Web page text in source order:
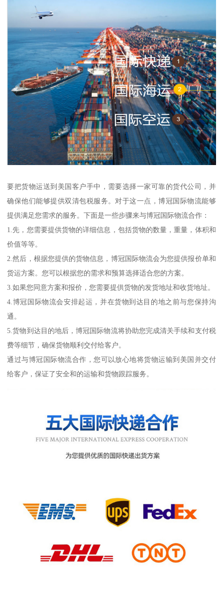
要把货物运送到美国客户手中，需要选择一家可靠的货代公司，并
确保他们能够提供双清包税服务。对于这一点，博冠国际物流能够
提供满足您需求的服务。下面是一些步骤来与博冠国际物流合作：
1.先，您需要提供货物的详细信息，包括货物的数量，重量，体积和
价值等等。
2.然后，根据您提供的货物信息，博冠国际物流会为您提供报价单和
货运方案。您可以根据您的需求和预算选择适合您的方案。
3.如果您同意方案和报价，您需要提供货物的发货地址和收货地址。
4.博冠国际物流会安排起运，并在货物到达目的地之前与您保持沟
通。
5.货物到达目的地后，博冠国际物流将协助您完成清关手续和支付税
费等细节，确保货物顺利交付给客户。
通过与博冠国际物流合作，您可以放心地将货物运输到美国并交付
给客户，保证了安全和的运输和货物跟踪服务。